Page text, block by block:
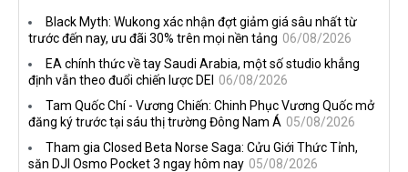
đang quá tham?
ngầm chiếm đoạt doanh thu
Black Myth: Wukong xác nhận đợt giảm giá sâu nhất từ
trước đến nay, ưu đãi 30% trên mọi nền tảng 06/08/2026
EA chính thức về tay Saudi Arabia, một số studio khẳng
định vẫn theo đuổi chiến lược DEI
06/08/2026
Tam Quốc Chí - Vương Chiến: Chinh Phục Vương Quốc mở
đăng ký trước tại sáu thị trường Đông Nam Á 05/08/2026
Tham gia Closed Beta Norse Saga: Cửu Giới Thức Tỉnh,
săn DJI Osmo Pocket 3 ngay hôm nay 05/08/2026